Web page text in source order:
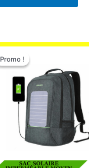
Promo !
Promo !
Le
initial
29.500 CFA.
Le
est :